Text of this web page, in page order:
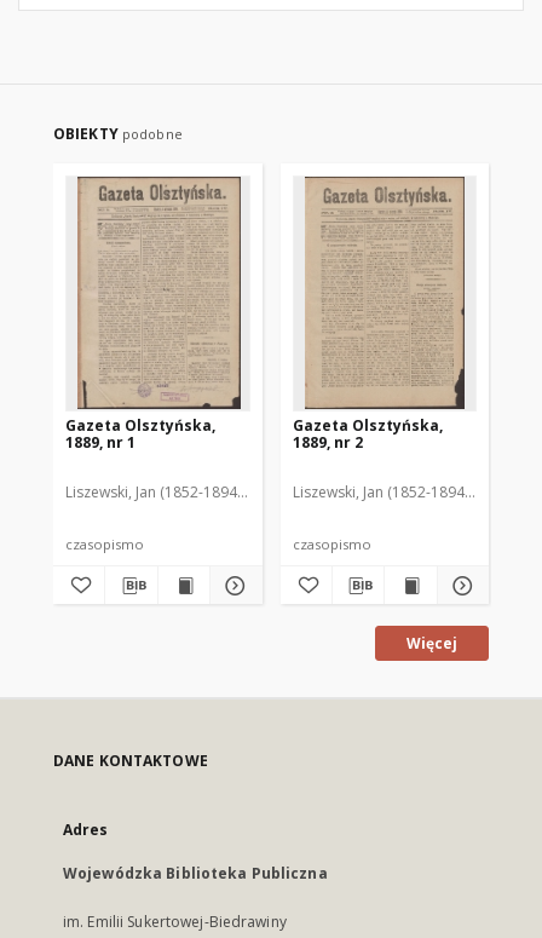
OBIEKTY podobne
Gazeta Olsztyńska,
1889, nr 1
Liszewski, Jan (1852-1894). Red.
czasopismo
Gazeta Olsztyńska,
1889, nr 2
Liszewski, Jan (1852-1894). Red.
czasopismo
Więcej
DANE KONTAKTOWE
Adres
Wojewódzka Biblioteka Publiczna
im. Emilii Sukertowej-Biedrawiny